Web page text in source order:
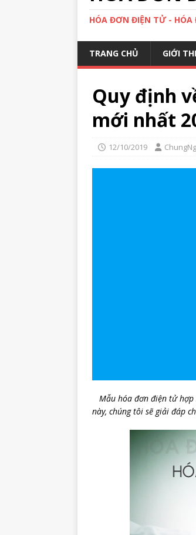
HÓA ĐƠN ĐIỆN TỬ - HÓA
TRANG CHỦ GIỚI
Quy định
mới nhất
12/10/2019
Mẫu hóa đơn điện tử hợp
này, chúng tôi sẽ giải đáp